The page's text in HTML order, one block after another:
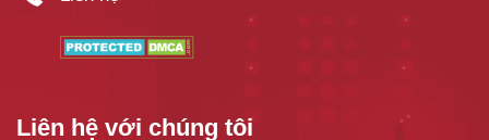
Liên hệ với chúng tôi